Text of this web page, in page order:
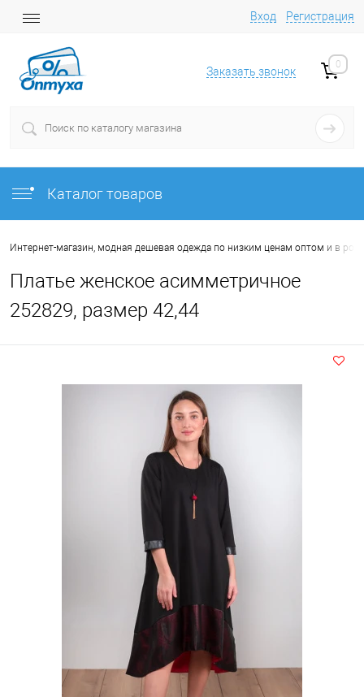
Вход Регистрация
Заказать звонок
0
Каталог товаров
Интернет-магазин, модная дешевая одежда по низким ценам оптом и в
Платье женское асимметричное
252829, размер 42,44